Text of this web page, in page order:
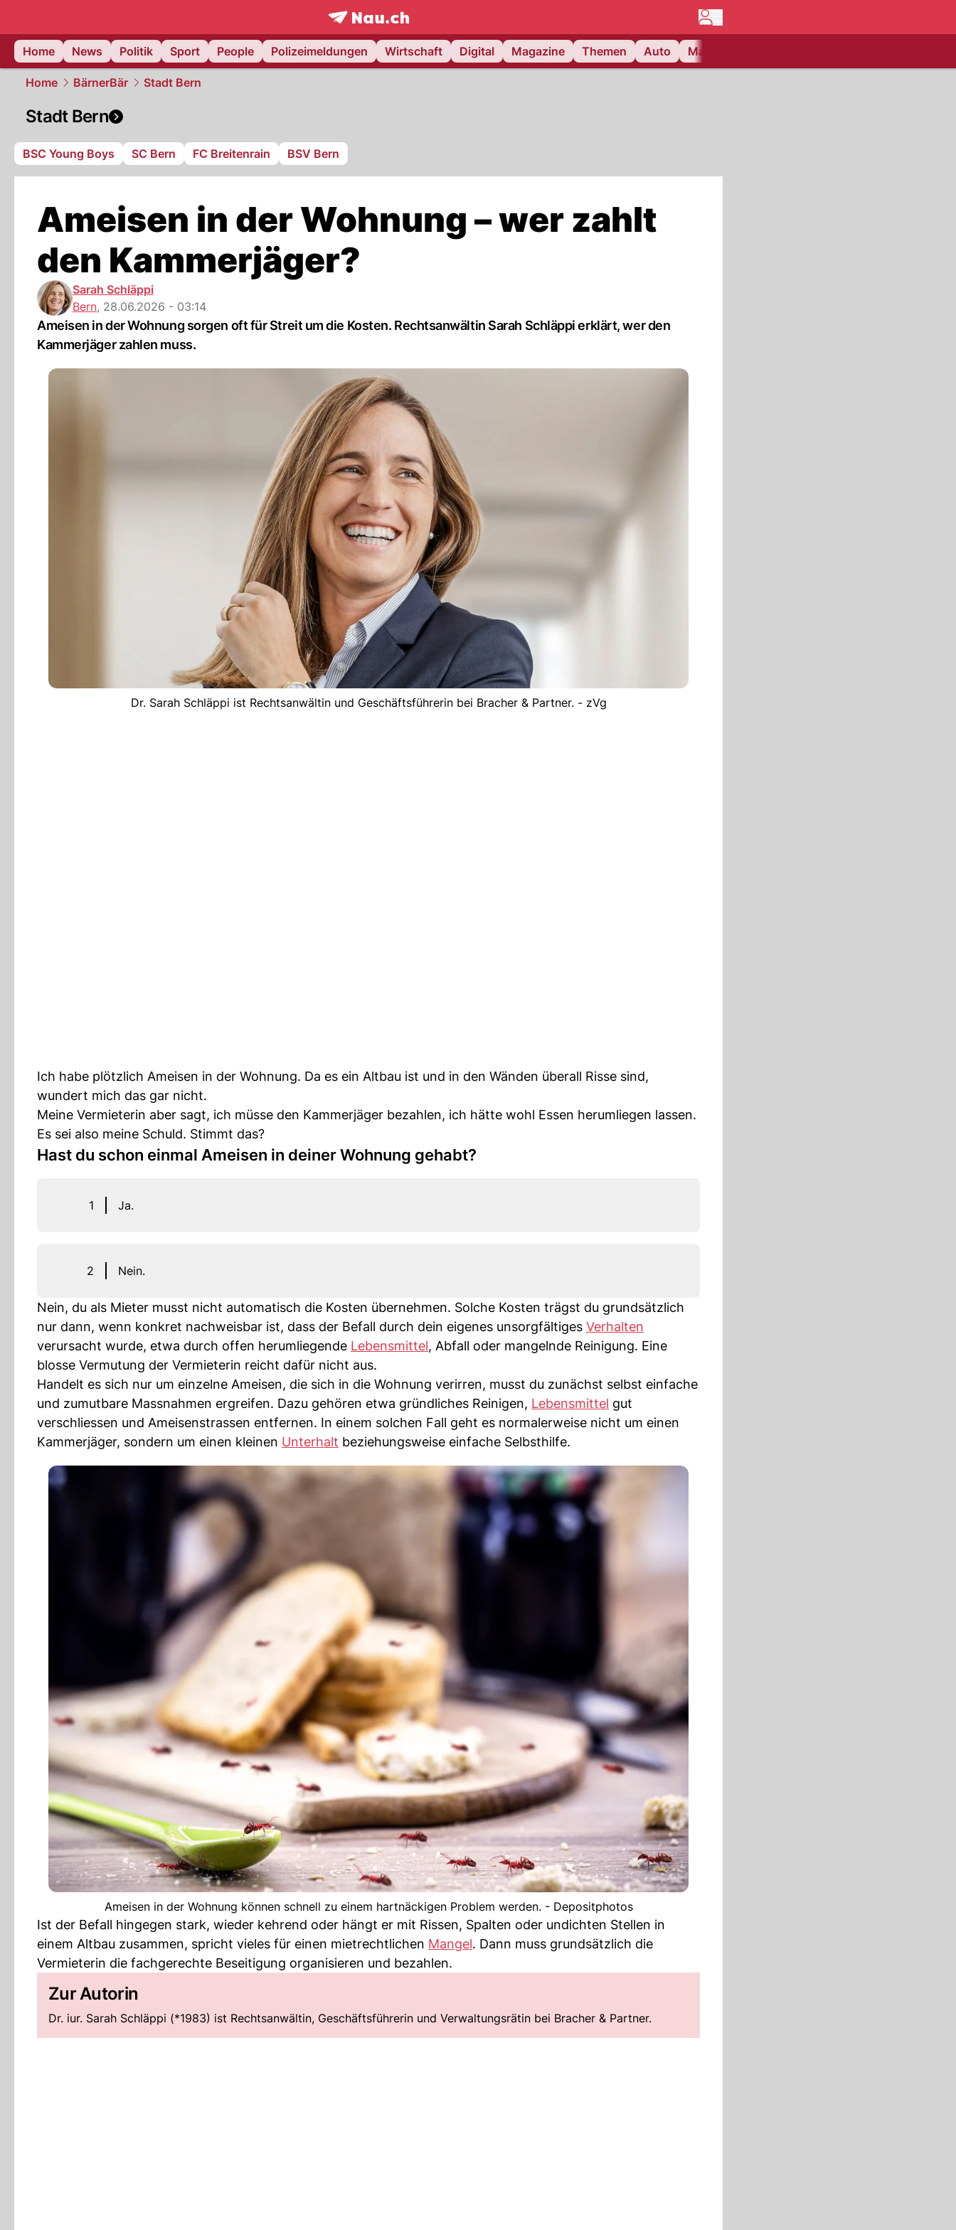
frontpage.NAU.ch
Home
News Politik Sport People Polizeimeldungen Wirtschaft Digital Magazine Themen Auto Matchcenter
Home BärnerBär Stadt Bern
Stadt Bern
BSC Young Boys SC Bern FC Breitenrain BSV Bern
Ameisen in der Wohnung – wer zahlt
den Kammerjäger?
Sarah Schläppi
Bern, 28.06.2026 - 03:14
Ameisen in der Wohnung sorgen oft für Streit um die Kosten. Rechtsanwältin Sarah Schläppi erklärt, wer den
Kammerjäger zahlen muss.
Dr. Sarah Schläppi ist Rechtsanwältin und Geschäftsführerin bei Bracher & Partner. - zVg
Ich habe plötzlich Ameisen in der Wohnung. Da es ein Altbau ist und in den Wänden überall Risse sind,
wundert mich das gar nicht.
Meine Vermieterin aber sagt, ich müsse den Kammerjäger bezahlen, ich hätte wohl Essen herumliegen lassen.
Es sei also meine Schuld. Stimmt das?
Hast du schon einmal Ameisen in deiner Wohnung gehabt?
1 Ja.
2 Nein.
Nein, du als Mieter musst nicht automatisch die Kosten übernehmen. Solche Kosten trägst du grundsätzlich
nur dann, wenn konkret nachweisbar ist, dass der Befall durch dein eigenes unsorgfältiges Verhalten
verursacht wurde, etwa durch offen herumliegende Lebensmittel, Abfall oder mangelnde Reinigung. Eine
blosse Vermutung der Vermieterin reicht dafür nicht aus.
Handelt es sich nur um einzelne Ameisen, die sich in die Wohnung verirren, musst du zunächst selbst einfache
und zumutbare Massnahmen ergreifen. Dazu gehören etwa gründliches Reinigen, Lebensmittel gut
verschliessen und Ameisenstrassen entfernen. In einem solchen Fall geht es normalerweise nicht um einen
Kammerjäger, sondern um einen kleinen Unterhalt beziehungsweise einfache Selbsthilfe.
Ameisen in der Wohnung können schnell zu einem hartnäckigen Problem werden. - Depositphotos
Ist der Befall hingegen stark, wieder kehrend oder hängt er mit Rissen, Spalten oder undichten Stellen in
einem Altbau zusammen, spricht vieles für einen mietrechtlichen Mangel. Dann muss grundsätzlich die
Vermieterin die fachgerechte Beseitigung organisieren und bezahlen.
Zur Autorin
Dr. iur. Sarah Schläppi (*1983) ist Rechtsanwältin, Geschäftsführerin und Verwaltungsrätin bei Bracher & Partner.